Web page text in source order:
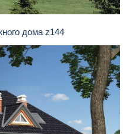
дома z144